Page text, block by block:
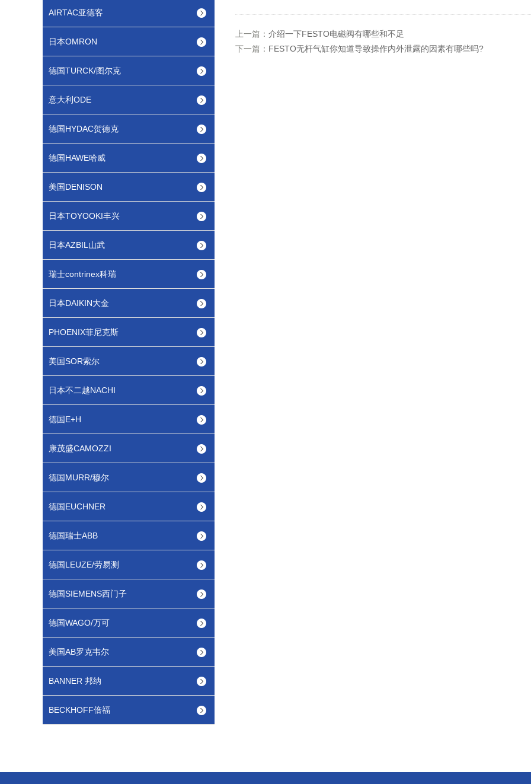
AIRTAC亚德客
日本OMRON
德国TURCK/图尔克
意大利ODE
德国HYDAC贺德克
德国HAWE哈威
美国DENISON
日本TOYOOKI丰兴
日本AZBIL山武
瑞士contrinex科瑞
日本DAIKIN大金
PHOENIX菲尼克斯
美国SOR索尔
日本不二越NACHI
德国E+H
康茂盛CAMOZZI
德国MURR/穆尔
德国EUCHNER
德国瑞士ABB
德国LEUZE/劳易测
德国SIEMENS西门子
德国WAGO/万可
美国AB罗克韦尔
BANNER 邦纳
BECKHOFF倍福
上一篇： 介绍一下FESTO电磁阀有哪些和不足
下一篇： FESTO无杆气缸你知道导致操作内外泄露的因素有哪些吗?